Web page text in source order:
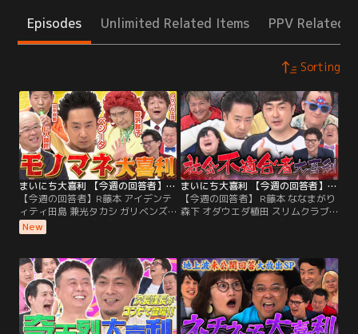
Episodes Unlimited Related Items PPV Related
Sorting
まいにち大喜利 【今週の回答者】R藤本 アイデンティティ田島 兼光タカシ ガリベンズ矢野 チャンス大城
【今週の回答者】R藤本 アイデンテ
ィティ田島 兼光タカシ ガリベンズ
矢野 チャンス大城／旬な芸人が週替
わりで毎日大喜利に挑戦！ MCはモ
喜利を行い、お題の最後にはモグラ
イダー芝の選ぶ各回答”芝’sベス
ト”を発表します！ 【今週の回答
者】 R藤本、アイデンティティ田
島、兼光タカシ、ガリベンズ矢野、
チャンス大城
New
まいにち大喜利 【今週の回答者】 R藤本 ななまがり森下 オダウエダ植田 スリムクラブ真栄田 たくろう赤木
【今週の回答者】 R藤本 ななまがり
森下 オダウエダ植田 スリムクラブ
真栄田 たくろう赤木／旬な芸人が週
大喜利を行い、お題の最後にはモグ
ライダー芝の選ぶ各回答”芝’sベス
ト”を発表します！ 【今週の回答
者】 R藤本、ななまがり森下、オダ
ウエダ植田、スリムクラブ真栄田、
たくろう赤木